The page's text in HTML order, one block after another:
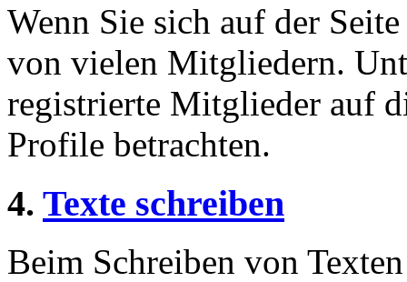
Wenn Sie sich auf der
von vielen Mitgliedern.
registrierte Mitglieder auf
Profile betrachten.
4. Texte schreiben
Beim Schreiben von